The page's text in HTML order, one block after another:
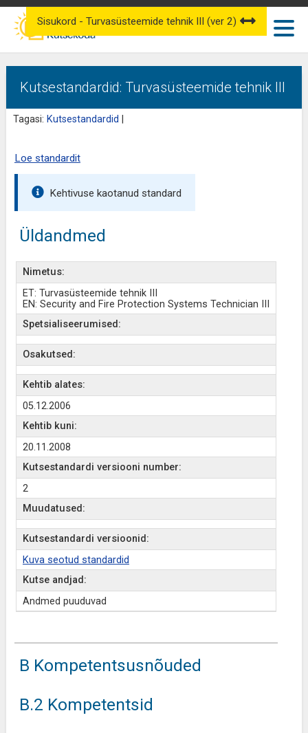
Kutsestandardid: Turvasüsteemide tehnik III
Tagasi: Kutsestandardid
Sisukord - Turvasüsteemide tehnik III (ver 2)
Loe standardit
Kehtivuse kaotanud standard
Üldandmed
Nimetus:
ET: Turvasüsteemide tehnik III
EN: Security and Fire Protection Systems Technician III
Spetsialiseerumised:
Osakutsed:
Kehtib alates:
05.12.2006
Kehtib kuni:
20.11.2008
Kutsestandardi versiooni number:
2
Muudatused:
Kutsestandardi versioonid:
Kuva seotud standardid
Kutse andjad:
Andmed puuduvad
B Kompetentsusnõuded
B.2 Kompetentsid